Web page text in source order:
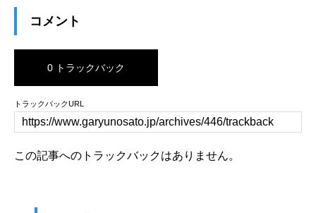
コメント
0 トラックバック
トラックバックURL
この記事へのトラックバックはありません。